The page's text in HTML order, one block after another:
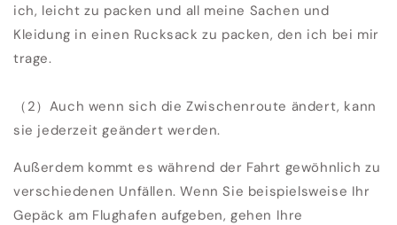
ich, leicht zu packen und all meine Sachen und
Kleidung in einen Rucksack zu packen, den ich bei mir
trage.
（2）Auch wenn sich die Zwischenroute ändert, kann
sie jederzeit geändert werden.
Außerdem kommt es während der Fahrt gewöhnlich zu
verschiedenen Unfällen. Wenn Sie beispielsweise Ihr
Gepäck am Flughafen aufgeben, gehen Ihre